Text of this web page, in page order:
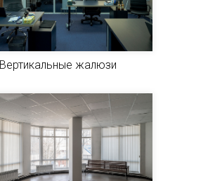
Вертикальные жалюзи